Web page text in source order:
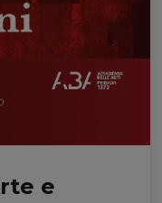
e